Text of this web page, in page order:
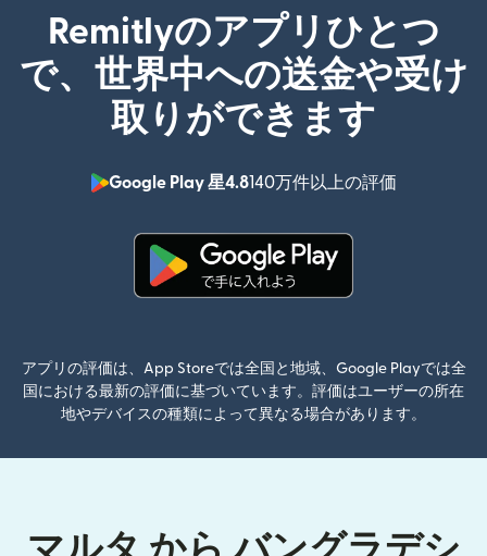
Remitlyのアプリひとつ
で、世界中への送金や受け
取りができます
Google Play 星4.8140万件以上の評価
（別ウィン
アプリの評価は、App Storeでは全国と地域、Google Playでは全
国における最新の評価に基づいています。評価はユーザーの所在
地やデバイスの種類によって異なる場合があります。